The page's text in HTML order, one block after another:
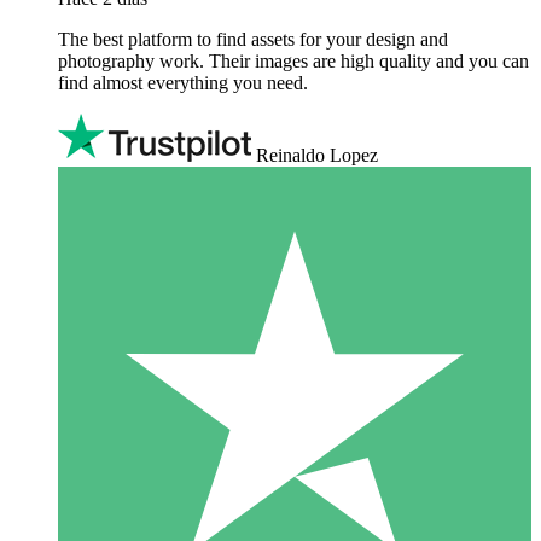
The best platform to find assets for your design and
photography work. Their images are high quality and you can
find almost everything you need.
Reinaldo Lopez